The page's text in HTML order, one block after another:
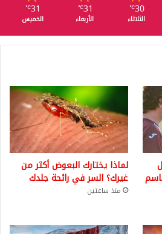
30
℃
الثلاثاء
31
℃
الأربعاء
31
℃
الخميس
لماذا يختارك البعوض أكثر من
غيرك؟ السر في رائحة جلدك
منذ ساعتين